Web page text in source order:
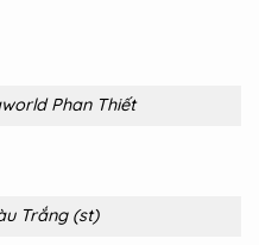
Phan Thiết
Trắng (st)